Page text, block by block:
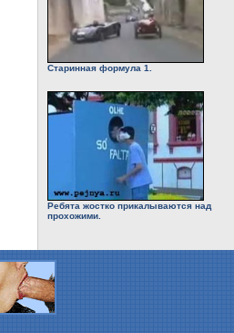
Старинная формула 1.
Ребята жостко прикалываются над
прохожими.